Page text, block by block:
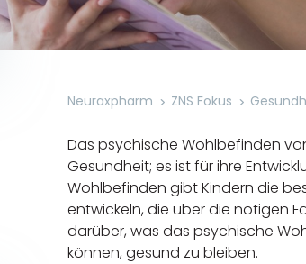
Neuraxpharm ZNS Fokus
Das psychische Wohlbefinden
Gesundheit; es ist für ihre
Wohlbefinden gibt Kindern die
entwickeln, die über die nötigen
darüber, was das psychische
können, gesund zu bleiben.